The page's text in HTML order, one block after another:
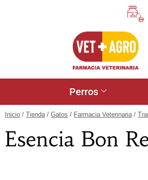
Perros
Inicio / Tienda/ Gatos / Farmacia Veterinaria/
Esencia Bon